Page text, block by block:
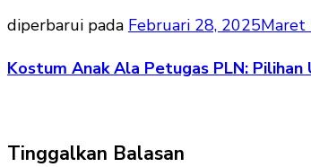
diperbarui pada Februari 28, 2025Maret
Kostum Anak Ala Petugas PLN: Pilihan
Tinggalkan Balasan